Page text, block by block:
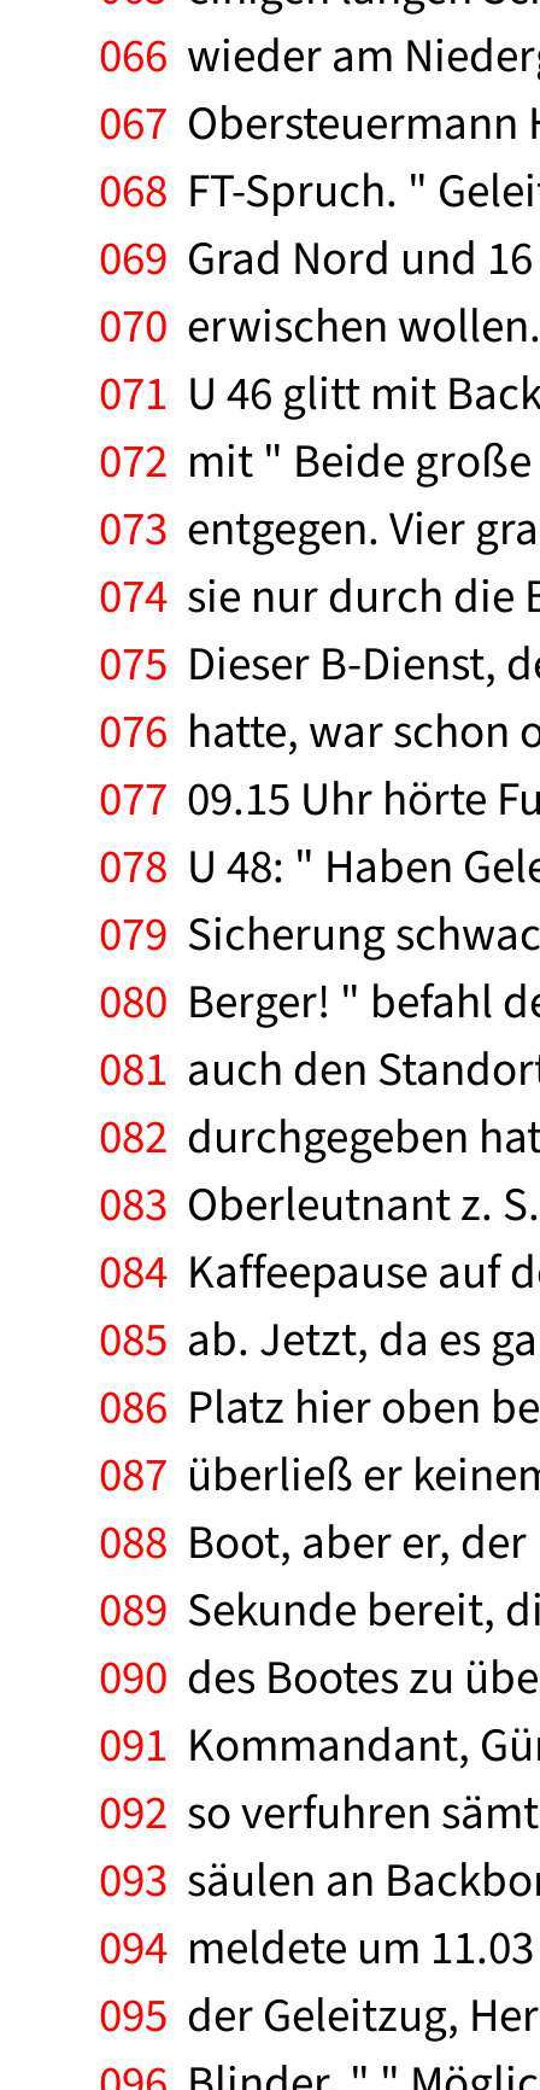
066 wieder am
067 Obersteuermann
068 FT-Spruch. "
069 Grad Nord und
070 erwischen
071 U 46 glitt mit
072 mit " Beide
073 entgegen. Vier
074 sie nur durch die
075 Dieser B-Dienst,
076 hatte, war schon
077 09.15 Uhr hörte
078 U 48: " Haben
079 Sicherung
080 Berger! " befahl
081 auch den
082 durchgegeben
083 Oberleutnant z.
084 Kaffeepause auf
085 ab. Jetzt, da es
086 Platz hier oben
087 überließ er
088 Boot, aber er,
089 Sekunde bereit,
090 des Bootes zu
091 Kommandant,
092 so verfuhren
093 säulen an
094 meldete um
095 der Geleitzug,